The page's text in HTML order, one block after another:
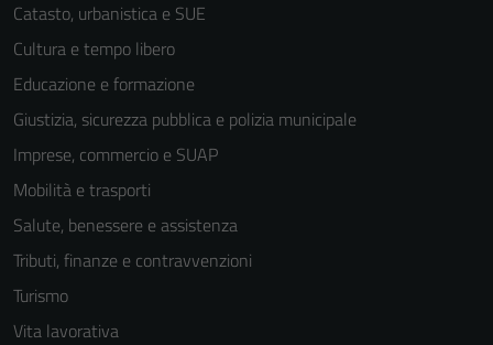
Catasto, urbanistica e SUE
Cultura e tempo libero
Educazione e formazione
Giustizia, sicurezza pubblica e polizia municipale
Imprese, commercio e SUAP
Mobilità e trasporti
Salute, benessere e assistenza
Tributi, finanze e contravvenzioni
Turismo
Vita lavorativa